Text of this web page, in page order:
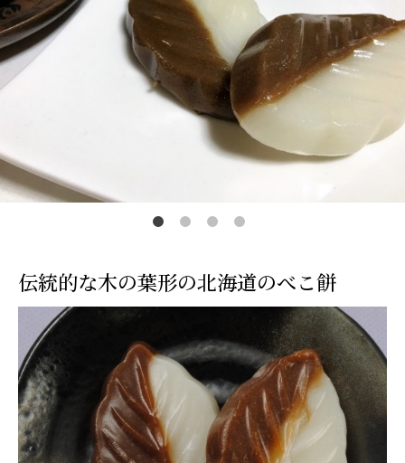
カートを見る
0
￥0
0
伝統的な木の葉形の北海道のべこ餅